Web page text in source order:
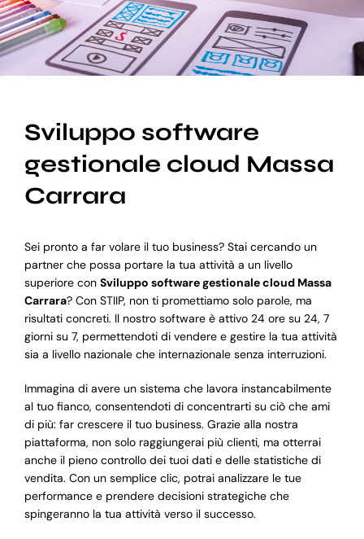
Sviluppo software
gestionale cloud Massa
Carrara
Sei pronto a far volare il tuo business? Stai cercando un
partner che possa portare la tua attività a un livello
superiore con Sviluppo software gestionale cloud Massa
Carrara? Con STIIP, non ti promettiamo solo parole, ma
risultati concreti. Il nostro software è attivo 24 ore su 24, 7
giorni su 7, permettendoti di vendere e gestire la tua attività
sia a livello nazionale che internazionale senza interruzioni.
Immagina di avere un sistema che lavora instancabilmente
al tuo fianco, consentendoti di concentrarti su ciò che ami
di più: far crescere il tuo business. Grazie alla nostra
piattaforma, non solo raggiungerai più clienti, ma otterrai
anche il pieno controllo dei tuoi dati e delle statistiche di
vendita. Con un semplice clic, potrai analizzare le tue
performance e prendere decisioni strategiche che
spingeranno la tua attività verso il successo.